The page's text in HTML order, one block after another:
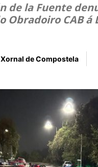
de la Fuente
CAB á
Xornal de Compostela